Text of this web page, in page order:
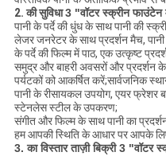
2. की सुविधा3 "वॉटर स्क्रीन फाउंटेन
पानी के पर्दे की धुंध के साथ पानी की
लेजर जनरेटर के साथ प्रदर्शन मैच, पानी
के पर्दे की फिल्म में पाठ, एक उत्कृष्ट
समुद्र और बाहरी अवसरों और प्रदर्शन
पर्यटकों को आकर्षित करें;सार्वजनिक
पानी के रीसायकल उपयोग, एयर फ्रेशर
स्टेनलेस स्टील के उपकरण;
संगीत और फिल्म के साथ पानी का
हम आपकी स्थिति के आधार पर आपके लिए
3. का विस्तारताज़ी बिक्री3 "वॉटर